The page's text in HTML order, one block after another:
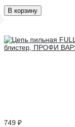
В корзину
749 ₽